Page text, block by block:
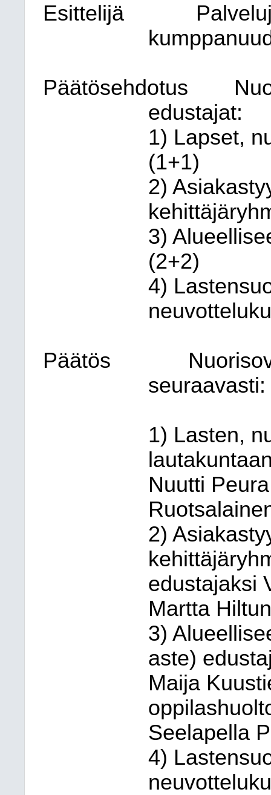
Esittelijä
Päätösehdotus
edustajat:
1) Lapset,
(1+1)
2)
3)
(2+2)
4)
Päätös
seuraavasti:
1) Lasten,
Nuutti
2)
edustajaksi
Martta
3)
aste)
Maija
Seelapella
4)